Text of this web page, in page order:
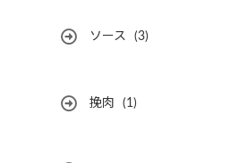
ソース (3)
挽肉 (1)